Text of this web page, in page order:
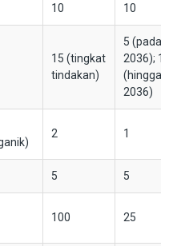
10 10
15 (tingkat
tindakan)
5 (pada
2036);
(hingga
2036)
2 1
5 5
100 25